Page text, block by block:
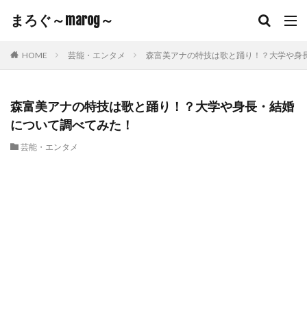
まろぐ～marog～
HOME 芸能・エンタメ 森富美アナの特技は歌と踊り！？大学や身
森富美アナの特技は歌と踊り！？大学や身長・結婚
について調べてみた！
芸能・エンタメ